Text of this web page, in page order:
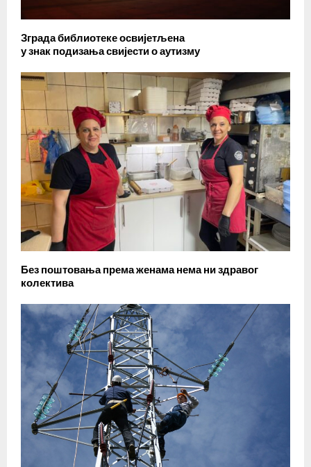
Зграда библиотеке освијетљена
у знак подизања свијести о аутизму
Без поштовања према женама нема ни здравог
колектива